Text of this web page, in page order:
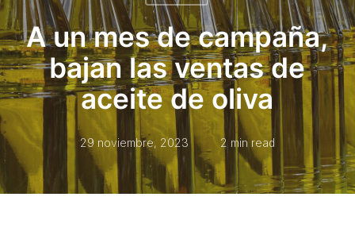
A un mes de campaña,
bajan las ventas de
aceite de oliva
29 noviembre, 2023 2 min read